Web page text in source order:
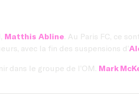
Matthis Abline. Au Paris FC, ce
avec la fin des suspensions d’
dans le groupe de l’OM. Mark